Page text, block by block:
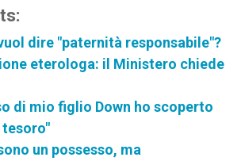
dire "paternità responsabile"?
eterologa: il Ministero chiede
di mio figlio Down ho scoperto
tesoro"
un possesso, ma